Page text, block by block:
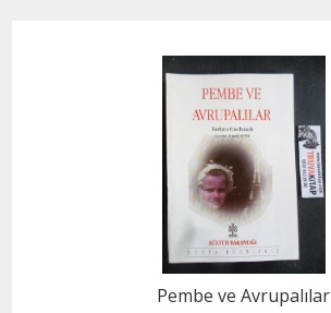
Pembe ve Avrupalılar